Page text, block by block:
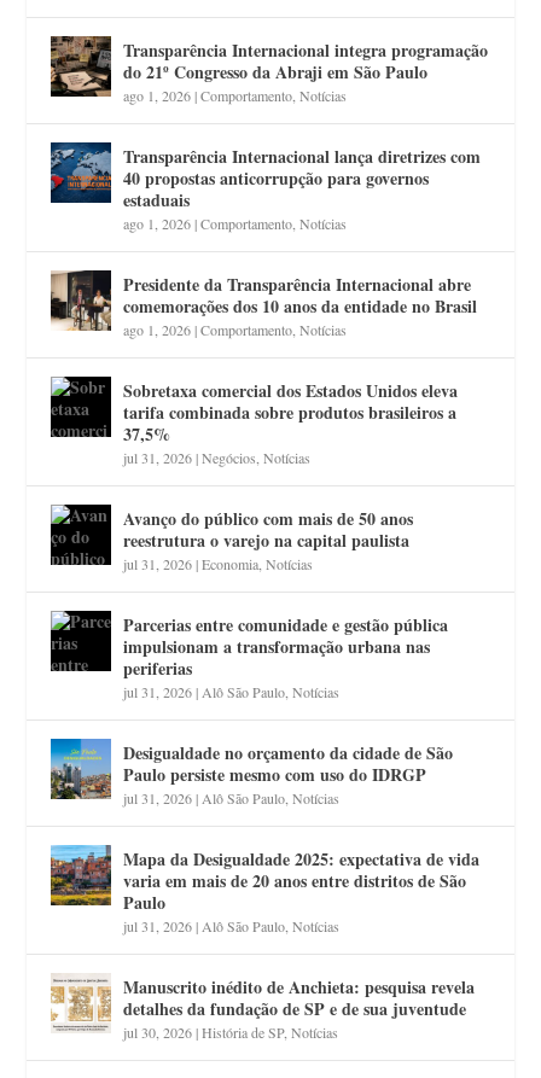
Transparência Internacional integra programação
do 21º Congresso da Abraji em São Paulo
ago 1, 2026|Comportamento ,Notícias
Transparência Internacional lança diretrizes com
40 propostas anticorrupção para governos
estaduais
ago 1, 2026|Comportamento ,Notícias
Presidente da Transparência Internacional abre
comemorações dos 10 anos da entidade no Brasil
ago 1, 2026|Comportamento ,Notícias
Sobretaxa comercial dos Estados Unidos eleva
tarifa combinada sobre produtos brasileiros a
37,5%
jul 31, 2026|Negócios ,Notícias
Avanço do público com mais de 50 anos
reestrutura o varejo na capital paulista
jul 31, 2026|Economia ,Notícias
Parcerias entre comunidade e gestão pública
impulsionam a transformação urbana nas
periferias
jul 31, 2026| Alô São Paulo ,Notícias
Desigualdade no orçamento da cidade de São
Paulo persiste mesmo com uso do IDRGP
jul 31, 2026| Alô São Paulo ,Notícias
Mapa da Desigualdade 2025: expectativa de vida
varia em mais de 20 anos entre distritos de São
Paulo
jul 31, 2026| Alô São Paulo ,Notícias
Manuscrito inédito de Anchieta: pesquisa revela
detalhes da fundação de SP e de sua juventude
jul 30, 2026|História de SP,Notícias